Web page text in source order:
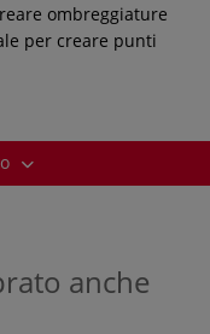
ombreggiature
per creare punti
anche